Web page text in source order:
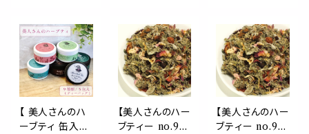
ーズヒップ ロー
ズピンク ハイビ
スカス ヒース
アップルフルー
ツ レモンバーム
パウチ 女性 フ
ルーティー お茶
携帯 パウチ 習
ッグ レッドクロ
ーバー ラズベリ
ーリーフ ローズ
セージ ジンジャ
ー ハイビスカス
ローズピップ パ
ウチ 女性 酸味
スッキリ お茶 パ
グ ダンデライオ
ン チコリロース
ト ローズヒップ
ノンカフェイン
食物繊維 ファイ
バー コーヒー
毒素 パウチ 携
帯 習慣 デイリ
【 美人さんのハ
ーブティ 缶入り
【美人さんのハー
ブティー no.9】
【美人さんのハー
ブティー no.9】